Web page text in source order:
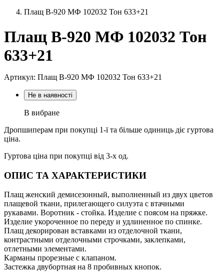
Плащ В-920 МФ 102032 Тон 633+21
Плащ В-920 МФ 102032 Тон
633+21
Артикул: Плащ В-920 МФ 102032 Тон 633+21
Не в наявності
В вибране
Дропшиперам при покупці 1-ї та більше одиниць діє гуртова
ціна.
Гуртова ціна при покупці від 3-х од.
ОПИС ТА ХАРАКТЕРИСТИКИ
Плащ женский демисезонный, выполненный из двух цветов
плащевой ткани, прилегающего силуэта с втачными
рукавами. Воротник - стойка. Изделие с поясом на пряжке.
Изделие укороченное по переду и удлиненное по спинке.
Плащ декорирован вставками из отделочной ткани,
контрастными отделочными строчками, заклепками,
отлетными элементами.
Карманы прорезные с клапаном.
Застежка двубортная на 8 пробивных кнопок.